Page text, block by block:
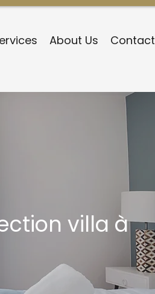
About Us Contact
villa à